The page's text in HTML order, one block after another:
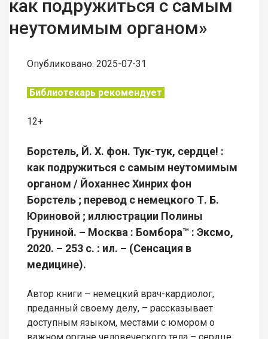
как подружиться с самым
неутомимым органом»
Опубликовано: 2025-07-31
Библиотекарь рекомендует
12+
Борстель, Й. Х. фон. Тук-тук, сердце! :
как подружиться с самым неутомимым
органом / Йоханнес Хинрих фон
Борстель ; перевод с немецкого Т. Б.
Юриновой ; иллюстрации Полины
Груниной. – Москва : Бомбора™ : Эксмо,
2020. – 253 с. : ил. – (Сенсация в
медицине).
Автор книги – немецкий врач-кардиолог,
преданный своему делу, – рассказывает
доступным языком, местами с юмором о